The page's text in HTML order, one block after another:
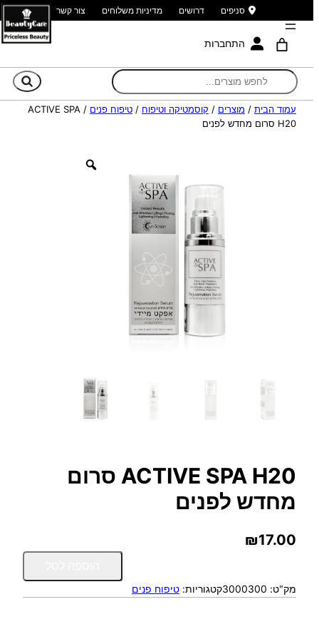
סניפים דרושים מדיניות משלוחים צור קשר
התחברות
עמוד הבית / מוצרים / קוסמטיקה וטיפוח / טיפוח פנים
/ ACTIVE SPA
H20 סרום מחדש לפנים
ACTIVE SPA H20 סרום
מחדש לפנים
₪17.00
כ
מק"ט: 3000300קטגוריות: טיפוח פנים